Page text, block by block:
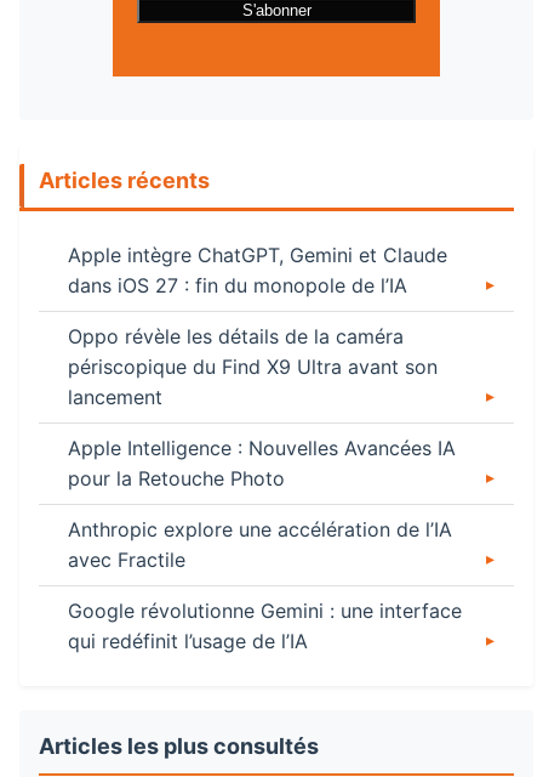
Articles récents
Apple intègre ChatGPT, Gemini et Claude
dans iOS 27 : fin du monopole de l’IA
Oppo révèle les détails de la caméra
périscopique du Find X9 Ultra avant son
lancement
Apple Intelligence : Nouvelles Avancées IA
pour la Retouche Photo
Anthropic explore une accélération de l’IA
avec Fractile
Google révolutionne Gemini : une interface
qui redéfinit l’usage de l’IA
Articles les plus consultés